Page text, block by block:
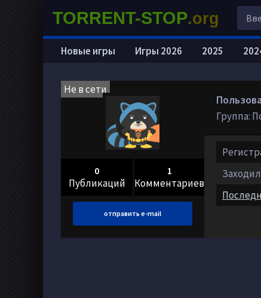
Не в сети
0
Публикаций
1
Комментариев
отправить e-mail
Группа:
Новые игры Игры 2026 2025
TORRENT-STOP.org